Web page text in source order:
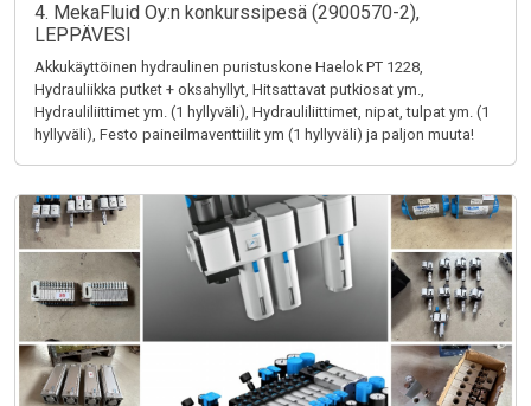
4. MekaFluid Oy:n konkurssipesä (2900570-2),
LEPPÄVESI
Akkukäyttöinen hydraulinen puristuskone Haelok PT 1228,
Hydrauliikka putket + oksahyllyt, Hitsattavat putkiosat ym.,
Hydrauliliittimet ym. (1 hyllyväli), Hydrauliliittimet, nipat, tulpat ym. (1
hyllyväli), Festo paineilmaventtiilit ym (1 hyllyväli) ja paljon muuta!